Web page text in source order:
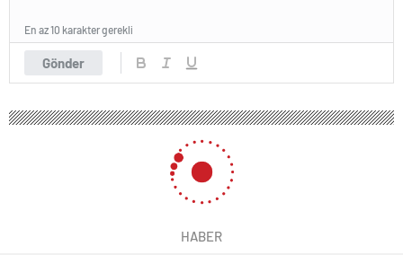
Gönder
En az 10 karakter gerekli
HABER